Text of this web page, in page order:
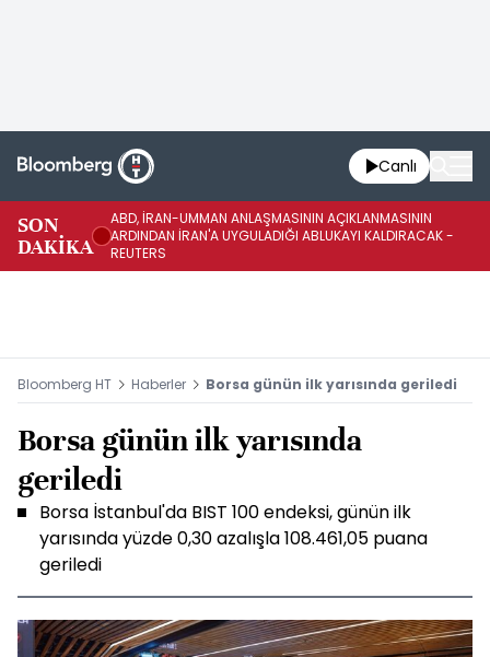
Canlı
SON
DAKİKA
ABD, İRAN-UMMAN ANLAŞMASININ AÇIKLANMASININ
ARDINDAN İRAN'A UYGULADIĞI ABLUKAYI KALDIRACAK -
REUTERS
Bloomberg HT Haberler Borsa günün ilk yarısında geriledi
Borsa günün ilk yarısında
geriledi
Borsa İstanbul'da BIST 100 endeksi, günün ilk
yarısında yüzde 0,30 azalışla 108.461,05 puana
geriledi